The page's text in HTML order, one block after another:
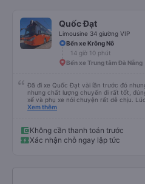
Quốc Đạt
Limousine 34 giường VIP
Bến xe Krông Nô
14 giờ 10 phút
Bến xe Trung tâm Đà Nẵng
Đã đi xe Quốc Đạt vài lần trước đó
nhưng chất lượng chuyến đi rất tốt,
xế và phụ xe nói chuyện rất dễ chịu.
chuyển tới tận nhà. 10đ cho nhà xe, hy
Xem thêm
Không cần thanh toán trước
Xác nhận chỗ ngay lập tức